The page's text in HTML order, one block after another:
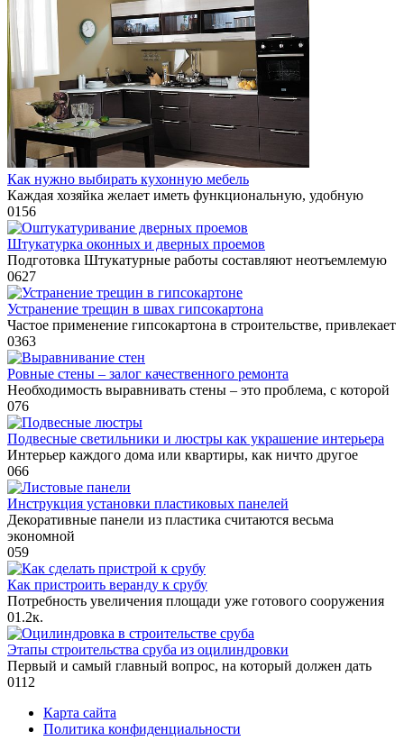
Как нужно выбирать кухонную мебель
Каждая хозяйка желает иметь функциональную, удобную
0156
Штукатурка оконных и дверных проемов
Подготовка Штукатурные работы составляют неотъемлемую
0627
Устранение трещин в швах гипсокартона
Частое применение гипсокартона в строительстве, привлекает
0363
Ровные стены – залог качественного ремонта
Необходимость выравнивать стены – это проблема, с которой
076
Подвесные светильники и люстры как украшение интерьера
Интерьер каждого дома или квартиры, как ничто другое
066
Инструкция установки пластиковых панелей
Декоративные панели из пластика считаются весьма
экономной
059
Как пристроить веранду к срубу
Потребность увеличения площади уже готового сооружения
01.2к.
Этапы строительства сруба из оцилиндровки
Первый и самый главный вопрос, на который должен дать
0112
Карта сайта
Политика конфиденциальности